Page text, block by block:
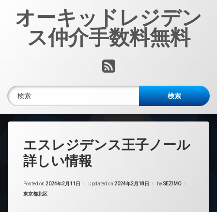
オーキッドレジデン
ス仲介手数料無料
RSS
検索:
エスレジデンス王子ノール
詳しい情報
Posted on 2024年2月11日 Updated on 2024年2月18日 bySEZIMO
カテゴリー:
東京都北区